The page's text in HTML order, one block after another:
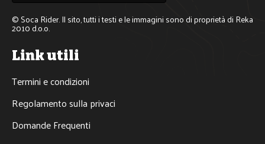
© Soca Rider. Il sito, tutti i testi e le immagini sono di proprietà di Reka
2010 d.o.o.
Link utili
Termini e condizioni
Regolamento sulla privaci
Domande Frequenti